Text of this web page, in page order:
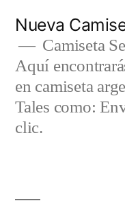
contenido
Nueva
Camiseta
Aquí
en camiseta
Tales como:
clic.